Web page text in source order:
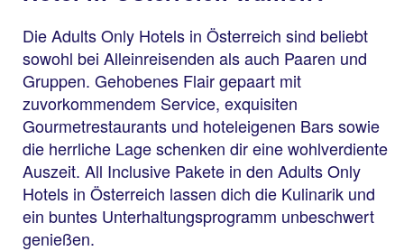
Die Adults Only Hotels in Österreich sind beliebt
sowohl bei Alleinreisenden als auch Paaren und
Gruppen. Gehobenes Flair gepaart mit
zuvorkommendem Service, exquisiten
Gourmetrestaurants und hoteleigenen Bars sowie
die herrliche Lage schenken dir eine wohlverdiente
Auszeit. All Inclusive Pakete in den Adults Only
Hotels in Österreich lassen dich die Kulinarik und
ein buntes Unterhaltungsprogramm unbeschwert
genießen.